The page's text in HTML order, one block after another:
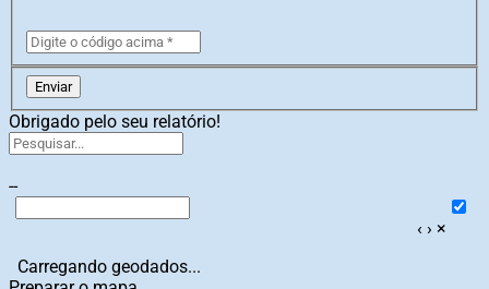
Enviar
Obrigado pelo seu relatório!
--
‹ › ×
Carregando geodados...